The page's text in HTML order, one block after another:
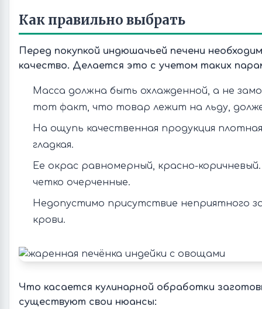
Как правильно выбрать
Перед покупкой индюшачьей печени
качество. Делается это с учетом таких
Масса должна быть охлажденной, а не
тот факт, что товар лежит на льду,
На ощупь качественная продукция
гладкая.
Ее окрас равномерный, красно-
четко очерченные.
Недопустимо присутствие неприятного
крови.
Что касается кулинарной обработки
существуют свои нюансы: